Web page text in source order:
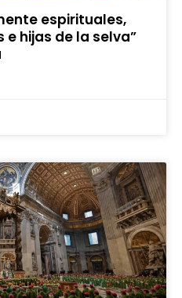
espirituales,
e hijas de la selva”